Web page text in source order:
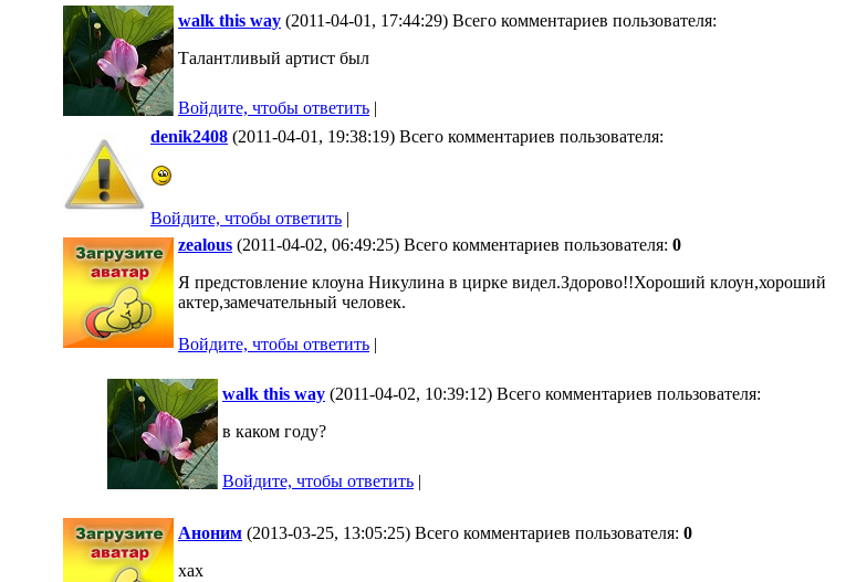
walk this way (2011-04-01, 17:44:29) Всего комментариев пользователя:
Талантливый артист был
Войдите, чтобы ответить |
denik2408 (2011-04-01, 19:38:19) Всего комментариев пользователя:
Войдите, чтобы ответить |
zealous (2011-04-02, 06:49:25) Всего комментариев пользователя: 0
Я предстовление клоуна Никулина в цирке видел.Здорово!!Хороший клоун,хороший
актер,замечательный человек.
Войдите, чтобы ответить |
walk this way (2011-04-02, 10:39:12) Всего комментариев пользователя:
в каком году?
Войдите, чтобы ответить |
Аноним (2013-03-25, 13:05:25) Всего комментариев пользователя: 0
хах